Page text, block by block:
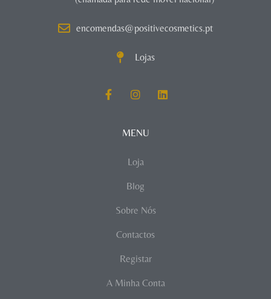
encomendas@positivecosmetics.pt
Lojas
MENU
Loja
Blog
Sobre Nós
Contactos
Registar
A Minha Conta